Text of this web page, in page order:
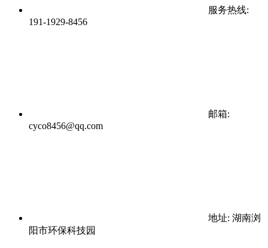
服务热线:
191-1929-8456
邮箱:
cyco8456@qq.com
地址: 湖南浏
阳市环保科技园